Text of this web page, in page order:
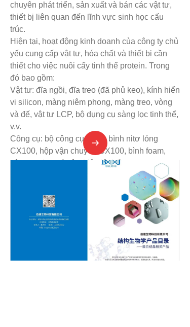
chuyên phát triển, sản xuất và bán các vật tư,
thiết bị liên quan đến lĩnh vực sinh học cấu
trúc.
Hiện tại, hoạt động kinh doanh của công ty chủ
yếu cung cấp vật tư, hóa chất và thiết bị cần
thiết cho việc nuôi cấy tinh thể protein. Trong
đó bao gồm:
Vật tư: đĩa ngồi, đĩa treo (đã phủ keo), kính hiển
vi silicon, màng niêm phong, màng treo, vòng
và đế, vật tư LCP, bộ dụng cụ sàng lọc tinh thể,
v.v.
Công cụ: bộ công cụ Puck, bình nitơ lỏng
CX100, hộp vận chuyển CX100, bình foam,
công cụ thao tác ở nhiệt độ thấp, v.v.
Thiết bị: trạm làm việc điểm mẫu tinh thể
protein, trạm làm việc phân chia bộ dụng cụ
sàng lọc, tủ nuôi cấy tinh thể protein, kính hiển
vi quan sát tinh thể, v.v.